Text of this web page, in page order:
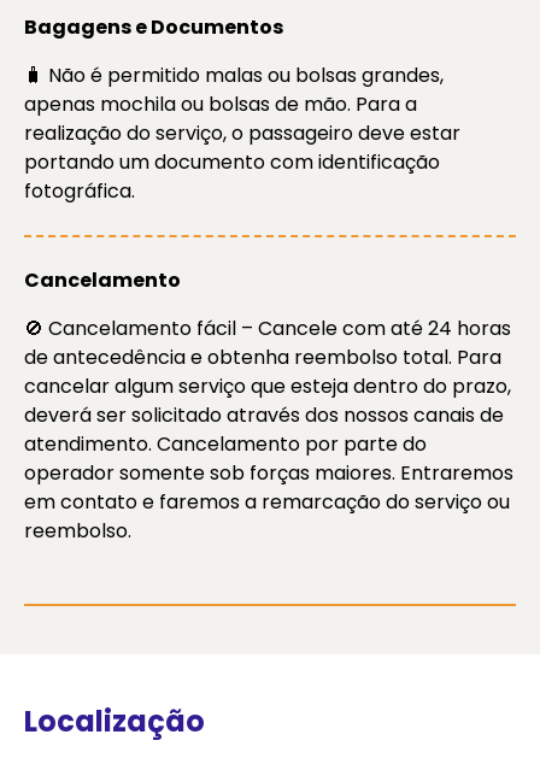
Bagagens e Documentos
🧳 Não é permitido malas ou bolsas grandes,
apenas mochila ou bolsas de mão. Para a
realização do serviço, o passageiro deve estar
portando um documento com identificação
fotográfica.
Cancelamento
🚫 Cancelamento fácil – Cancele com até 24 horas
de antecedência e obtenha reembolso total. Para
cancelar algum serviço que esteja dentro do prazo,
deverá ser solicitado através dos nossos canais de
atendimento. Cancelamento por parte do
operador somente sob forças maiores. Entraremos
em contato e faremos a remarcação do serviço ou
reembolso.
Localização